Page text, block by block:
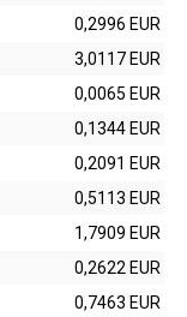
0,2996 EUR
3,0117 EUR
0,0065 EUR
0,1344 EUR
0,2091 EUR
0,5113 EUR
1,7909 EUR
0,2622 EUR
0,7463 EUR